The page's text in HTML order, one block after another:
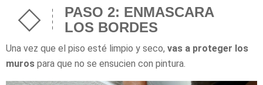
PASO 2: ENMASCARA
LOS BORDES
Una vez que el piso esté limpio y seco, vas a proteger los
muros para que no se ensucien con pintura.